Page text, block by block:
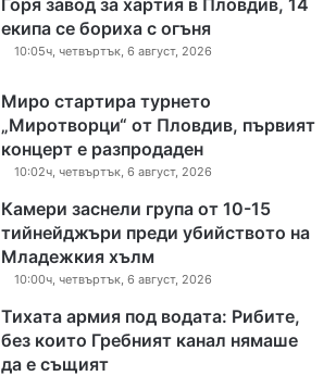
екипа се бориха с огъня
10:05ч, четвъртък, 6 август, 2026
Миро стартира турнето
„Миротворци“ от Пловдив, първият
концерт е разпродаден
10:02ч, четвъртък, 6 август, 2026
Камери заснели група от 10-15
тийнейджъри преди убийството на
Младежкия хълм
10:00ч, четвъртък, 6 август, 2026
Тихата армия под водата: Рибите,
без които Гребният канал нямаше
да е същият